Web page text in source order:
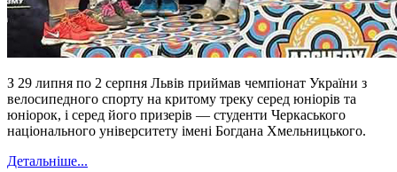
З 29 липня по 2 серпня Львів приймав чемпіонат України з
велосипедного спорту на критому треку серед юніорів та
юніорок, і серед його призерів — студенти Черкаського
національного університету імені Богдана Хмельницького.
Детальніше...